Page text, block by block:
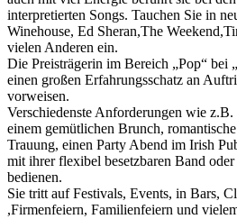
interpretierten Songs. Tauchen Sie in
Winehouse, Ed Sheran,The
vielen Anderen ein.
Die Preisträgerin im Bereich „Pop“ bei
einen großen Erfahrungsschatz an
vorweisen.
Verschiedenste Anforderungen wie
einem gemütlichen Brunch,
Trauung, einen Party Abend im Irish
mit ihrer flexibel besetzbaren Band
bedienen.
Sie tritt auf Festivals, Events, in Bars,
,Firmenfeiern, Familienfeiern und